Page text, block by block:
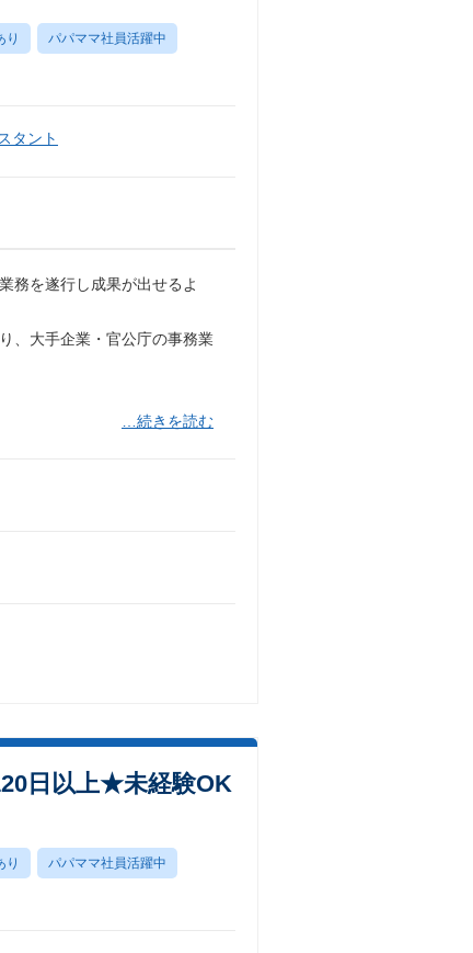
り パパママ社員活躍中
タント
務を遂行し成果が出せるよ
、大手企業・官公庁の事務業
…続きを読む
日以上★未経験OK
り パパママ社員活躍中